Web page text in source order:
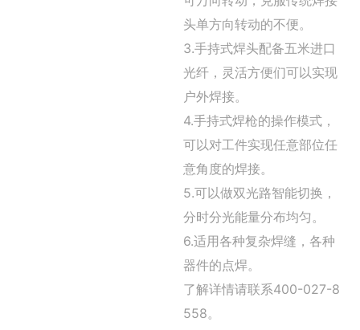
头单方向转动的不便。
3.手持式焊头配备五米进口
光纤，灵活方便们可以实现
户外焊接。
4.手持式焊枪的操作模式，
可以对工件实现任意部位任
意角度的焊接。
5.可以做双光路智能切换，
分时分光能量分布均匀。
6.适用各种复杂焊缝，各种
器件的点焊。
了解详情请联系400-027-8
558。